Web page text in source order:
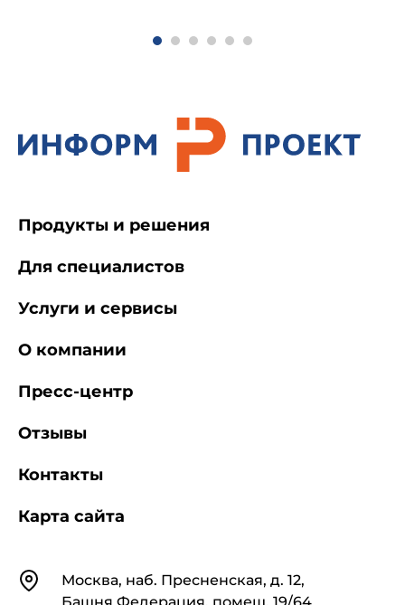
КонтактыМосква, наб. Пресненская, д. 12,
Продукты и решения
Для специалистов
Услуги и сервисы
О компании
Пресс-центр
Отзывы
Контакты
Карта сайта